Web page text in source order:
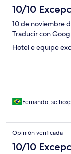
10/10
10 de noviembre
Traducir con
Hotel e equipe
Fernando, se
Opinión verificada
10/10